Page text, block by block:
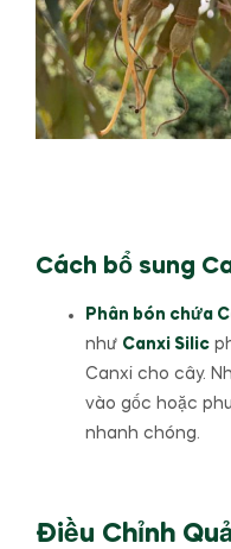
Cách bổ sung
Phân bón chứa
như Canxi Silic
Canxi cho cây.
vào gốc hoặc
nhanh chóng.
Điều Chỉnh